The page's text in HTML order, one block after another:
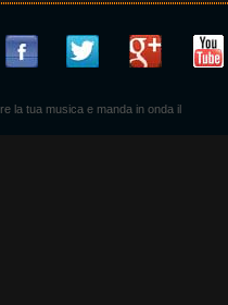
la tua musica e manda in onda il